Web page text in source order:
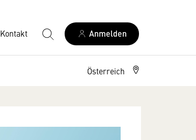
Kontakt Anmelden
Österreich